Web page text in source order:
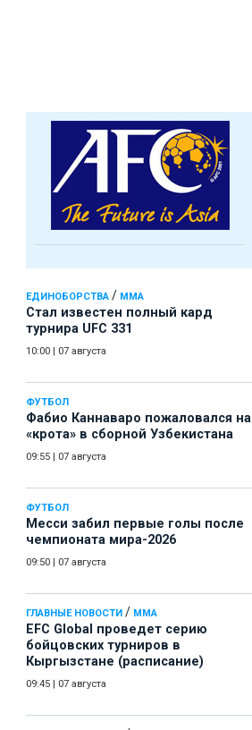
ЕДИНОБОРСТВА / ММА
Стал известен полный кард
турнира UFC 331
10:00 07 августа
ФУТБОЛ
Фабио Каннаваро пожаловался на
«крота» в сборной Узбекистана
09:55 07 августа
ФУТБОЛ
Месси забил первые голы после
чемпионата мира-2026
09:50 07 августа
ГЛАВНЫЕ НОВОСТИ / ММА
EFC Global проведет серию
бойцовских турниров в
Кыргызстане (расписание)
09:45 07 августа